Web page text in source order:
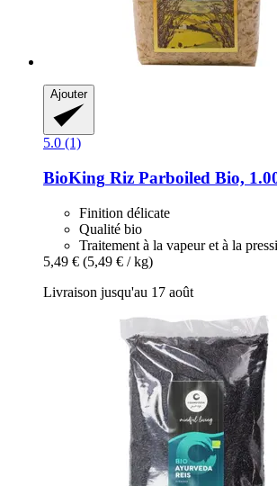
Ajouter
5.0 (1)
BioKing Riz Parboiled Bio,
Finition délicate
Qualité bio
Traitement à la vapeur et à la
5,49 € (5,49 € / kg)
Livraison jusqu'au 17 août